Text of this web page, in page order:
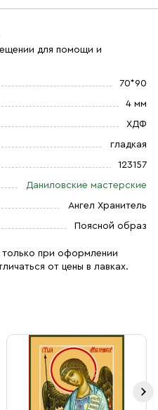
для помощи и
70*90
4 мм
ХДФ
гладкая
123157
Даниловские мастерские
Ангел Хранитель
Поясной образ
только при оформлении
от цены в лавках.